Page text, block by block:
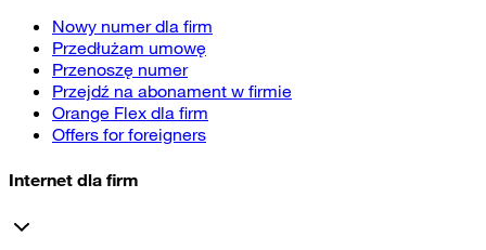
Nowy numer dla firm
Przedłużam umowę
Przenoszę numer
Przejdź na abonament w firmie
Orange Flex dla firm
Offers for foreigners
Internet dla firm